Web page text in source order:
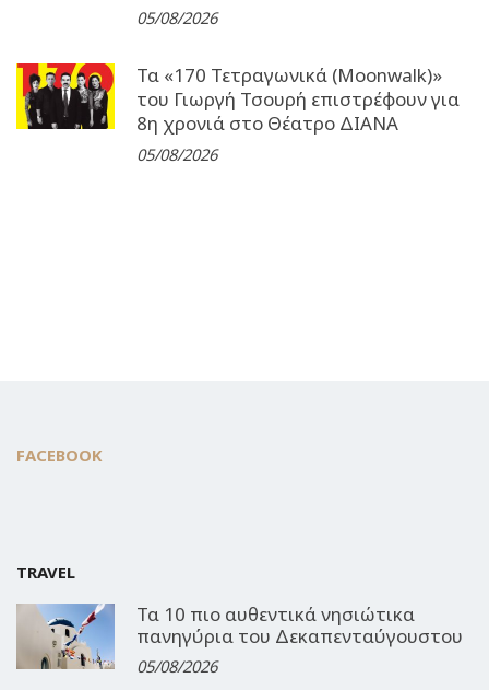
05/08/2026
Τα «170 Τετραγωνικά (Moonwalk)»
του Γιωργή Τσουρή επιστρέφουν για
8η χρονιά στο Θέατρο ΔΙΑΝΑ
05/08/2026
FACEBOOK
TRAVEL
Τα 10 πιο αυθεντικά νησιώτικα
πανηγύρια του Δεκαπενταύγουστου
05/08/2026